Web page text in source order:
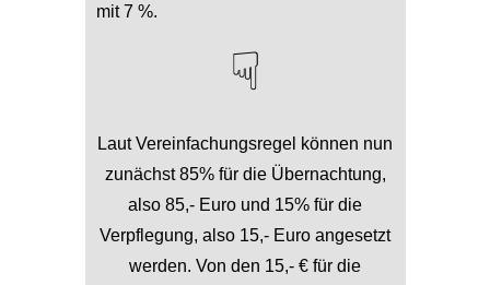
mit 7 %.
☟
Laut Vereinfachungsregel können nun
zunächst 85% für die Übernachtung,
also 85,- Euro und 15% für die
Verpflegung, also 15,- Euro angesetzt
werden. Von den 15,- € für die